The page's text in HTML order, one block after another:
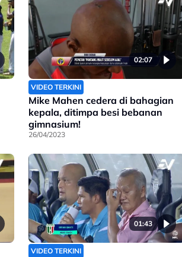
02:07
VIDEO TERKINI
Mike Mahen cedera di bahagian
kepala, ditimpa besi bebanan
gimnasium!
26/04/2023
01:43
VIDEO TERKINI